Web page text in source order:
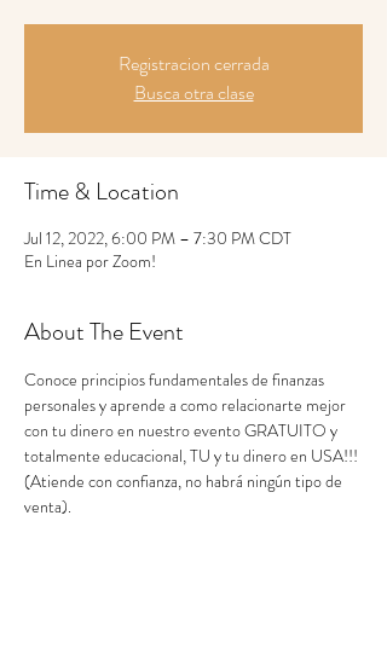
Registracion cerrada
Busca otra clase
Time & Location
Jul 12, 2022, 6:00 PM – 7:30 PM CDT
En Linea por Zoom!
About The Event
Conoce principios fundamentales de finanzas
personales y aprende a como relacionarte mejor
con tu dinero en nuestro evento GRATUITO y
totalmente educacional, TU y tu dinero en USA!!!
(Atiende con confianza, no habrá ningún tipo de
venta).